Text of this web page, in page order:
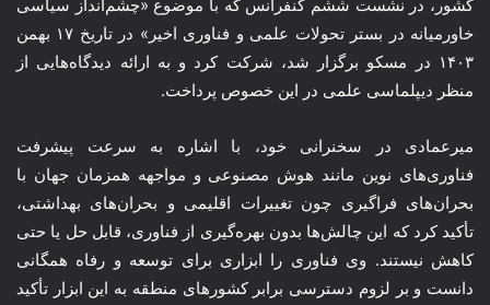
کشور، در نشست ششم کنفرانس که با موضوع «چشم‌انداز سیاسی
خاورمیانه در بستر تحولات علمی و فناوری اخیر» در تاریخ ۱۷ بهمن
۱۴۰۳ در مسکو برگزار شد، شرکت کرد و به ارائه دیدگاه‌هایی از
منظر دیپلماسی علمی در این خصوص پرداخت.
میرعمادی در سخنرانی خود، با اشاره به سرعت پیشرفت
فناوری‌های نوین مانند هوش مصنوعی و مواجهه همزمان جهان با
بحران‌های فراگیری چون تغییرات اقلیمی و بحران‌های بهداشتی،
تأکید کرد که این چالش‌ها بدون بهره‌گیری از فناوری، قابل حل یا حتی
کاهش نیستند. وی فناوری را ابزاری برای توسعه و رفاه همگانی
دانست و بر لزوم دسترسی برابر کشورهای منطقه به این ابزار تأکید